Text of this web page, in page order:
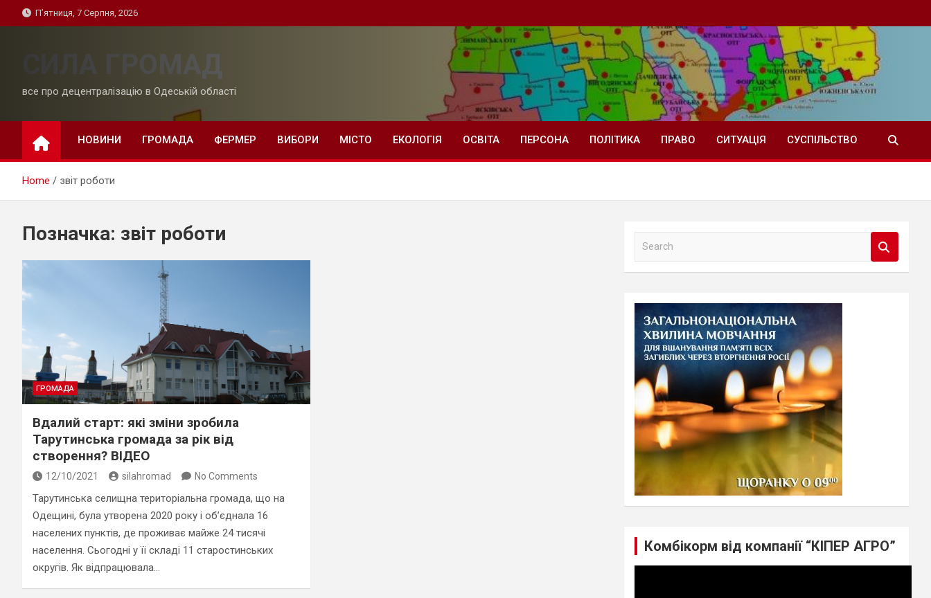
to
П’ятниця, 7 Серпня, 2026
СИЛА ГРОМАД
все про децентралізацію в Одеській області
НОВИНИ ГРОМАДА ФЕРМЕР ВИБОРИ МІСТО ЕКОЛОГІЯ ОСВІТА ПЕРСОНА ПОЛІТИКА ПРАВО СИТУАЦІЯ СУСПІЛЬСТВО
Home звіт роботи
Позначка: звіт роботи
ГРОМАДА
Вдалий старт: які зміни зробила
Тарутинська громада за рік від
створення? ВІДЕО
12/10/2021 silahromad No Comments
Тарутинська селищна територіальна громада, що на
Одещині, була утворена 2020 року і об’єднала 16
населених пунктів, де проживає майже 24 тисячі
населення. Сьогодні у її складі 11 старостинських
округів. Як відпрацювала…
a
Комбікорм від компанії “КІПЕР АГРО”